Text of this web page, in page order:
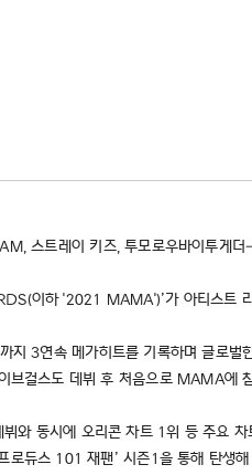
스트레이 키즈, 투모로우바이투게
이하 '2021 MAMA')’가 아티스트
연속 메가히트를 기록하며 글로벌
브걸스도 데뷔 후 처음으로 MAMA에
와 동시에 오리콘 차트 1위 등 주요
듀스 101 재팬’ 시즌1을 통해 탄생